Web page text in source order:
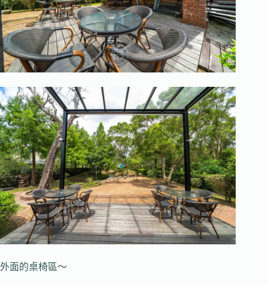
外面的桌椅區～